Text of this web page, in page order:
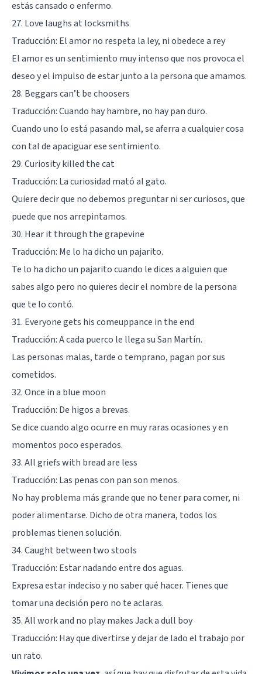
estás cansado o enfermo.
27. Love laughs at locksmiths
Traducción: El amor no respeta la ley, ni obedece a rey
El amor es un sentimiento muy intenso que nos provoca el
deseo y el impulso de estar junto a la persona que amamos.
28. Beggars can’t be choosers
Traducción: Cuando hay hambre, no hay pan duro.
Cuando uno lo está pasando mal, se aferra a cualquier cosa
con tal de apaciguar ese sentimiento.
29. Curiosity killed the cat
Traducción: La curiosidad mató al gato.
Quiere decir que no debemos preguntar ni ser curiosos, que
puede que nos arrepintamos.
30. Hear it through the grapevine
Traducción: Me lo ha dicho un pajarito.
Te lo ha dicho un pajarito cuando le dices a alguien que
sabes algo pero no quieres decir el nombre de la persona
que te lo contó.
31. Everyone gets his comeuppance in the end
Traducción: A cada puerco le llega su San Martín.
Las personas malas, tarde o temprano, pagan por sus
cometidos.
32. Once in a blue moon
Traducción: De higos a brevas.
Se dice cuando algo ocurre en muy raras ocasiones y en
momentos poco esperados.
33. All griefs with bread are less
Traducción: Las penas con pan son menos.
No hay problema más grande que no tener para comer, ni
poder alimentarse. Dicho de otra manera, todos los
problemas tienen solución.
34. Caught between two stools
Traducción: Estar nadando entre dos aguas.
Expresa estar indeciso y no saber qué hacer. Tienes que
tomar una decisión pero no te aclaras.
35. All work and no play makes Jack a dull boy
Traducción: Hay que divertirse y dejar de lado el trabajo por
un rato.